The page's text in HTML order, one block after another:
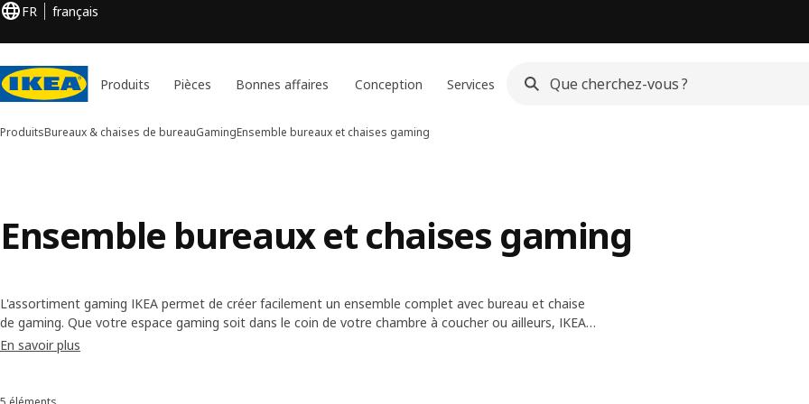
FR français
Produits Pièces Bonnes affaires Conception Services
ProduitsBureaux & chaises de bureauGamingEnsemble bureaux et chaises gaming
Ensemble bureaux et chaises gaming
L'assortiment gaming IKEA permet de créer facilement un ensemble complet avec bureau et chaise
de gaming. Que votre espace gaming soit dans le coin de votre chambre à coucher ou ailleurs, IKEA
propose des bureaux, chaises et combos de gaming qui s’adaptent à tous les espaces, ont un look
En savoir plus